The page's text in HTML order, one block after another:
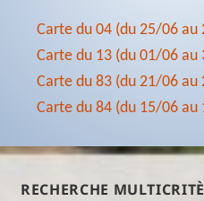
Carte du 04 (du 25/06 au
Carte du 13 (du 01/06 au
Carte du 83 (du 21/06 au
Carte du 84 (du 15/06 au
RECHERCHE